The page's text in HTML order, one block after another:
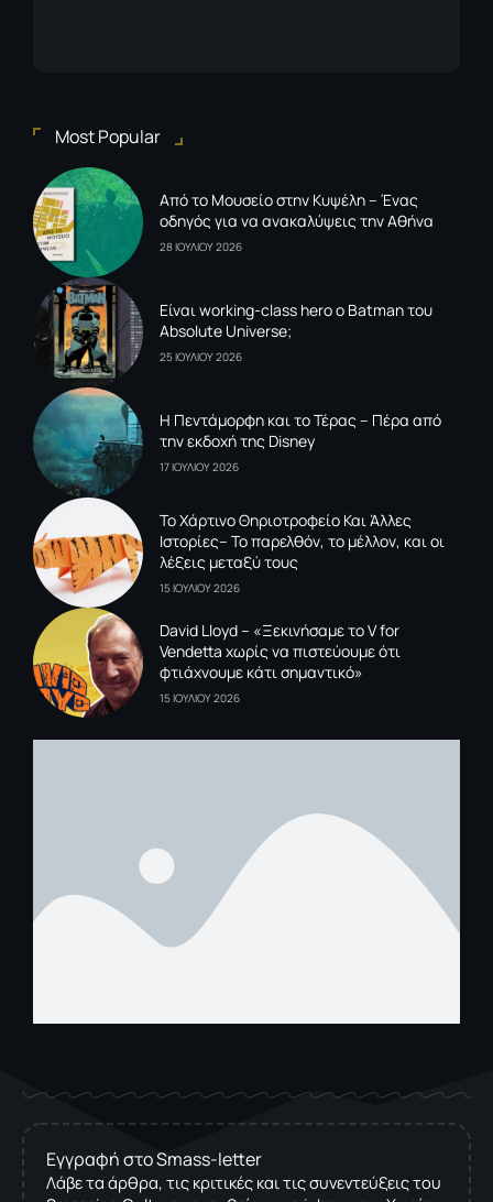
Most Popular
Από το Μουσείο στην Κυψέλη – Ένας
οδηγός για να ανακαλύψεις την Αθήνα
28 ΙΟΥΛΙΟΥ 2026
Είναι working-class hero ο Batman του
Absolute Universe;
25 ΙΟΥΛΙΟΥ 2026
Η Πεντάμορφη και το Τέρας – Πέρα από
την εκδοχή της Disney
17 ΙΟΥΛΙΟΥ 2026
To Xάρτινο Θηριοτροφείο Και Άλλες
Ιστορίες– Το παρελθόν, το μέλλον, και οι
λέξεις μεταξύ τους
15 ΙΟΥΛΙΟΥ 2026
David Lloyd – «Ξεκινήσαμε το V for
Vendetta χωρίς να πιστεύουμε ότι
φτιάχνουμε κάτι σημαντικό»
15 ΙΟΥΛΙΟΥ 2026
Εγγραφή στο Smass-letter
Λάβε τα άρθρα, τις κριτικές και τις συνεντεύξεις του